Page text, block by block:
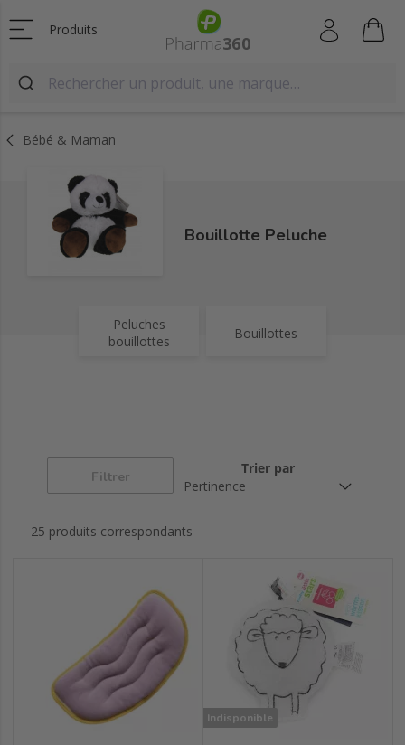
Produits
Bébé & Maman
Bouillotte Peluche
Peluches
bouillottes
Bouillottes
Filtrer
Trier par
25 produits correspondants
Indisponible